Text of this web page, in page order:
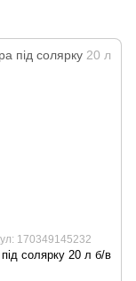
170349145232
під солярку 20 л б/в